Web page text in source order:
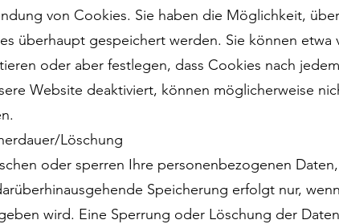
von Cookies. Sie haben die Möglichkeit,
überhaupt gespeichert werden. Sie können
oder aber festlegen, dass Cookies nach
Website deaktiviert, können möglicherweise
Löschung
oder sperren Ihre personenbezogenen
Speicherung erfolgt nur,
wird. Eine Sperrung oder Löschung der